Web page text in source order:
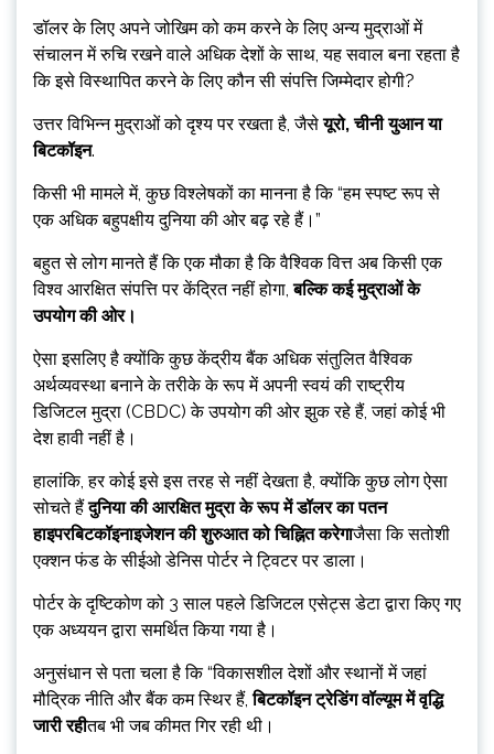
डॉलर के लिए अपने जोखिम को कम करने के लिए अन्य मुद्राओं में
संचालन में रुचि रखने वाले अधिक देशों के साथ, यह सवाल बना रहता है
कि इसे विस्थापित करने के लिए कौन सी संपत्ति जिम्मेदार होगी?
उत्तर विभिन्न मुद्राओं को दृश्य पर रखता है, जैसेयूरो, चीनी युआन या
बिटकॉइन.
किसी भी मामले में, कुछ विश्लेषकों का मानना ​​है कि “हम स्पष्ट रूप से
एक अधिक बहुपक्षीय दुनिया की ओर बढ़ रहे हैं।”
बहुत से लोग मानते हैं कि एक मौका है कि वैश्विक वित्त अब किसी एक
विश्व आरक्षित संपत्ति पर केंद्रित नहीं होगा,बल्कि कई मुद्राओं के
उपयोग की ओर।
ऐसा इसलिए है क्योंकि कुछ केंद्रीय बैंक अधिक संतुलित वैश्विक
अर्थव्यवस्था बनाने के तरीके के रूप में अपनी स्वयं की राष्ट्रीय
डिजिटल मुद्रा (CBDC) के उपयोग की ओर झुक रहे हैं, जहां कोई भी
देश हावी नहीं है।
हालांकि, हर कोई इसे इस तरह से नहीं देखता है, क्योंकि कुछ लोग ऐसा
सोचते हैंदुनिया की आरक्षित मुद्रा के रूप में डॉलर का पतन
हाइपरबिटकॉइनाइजेशन की शुरुआत को चिह्नित करेगाजैसा कि सतोशी
एक्शन फंड के सीईओ डेनिस पोर्टर ने ट्विटर पर डाला।
पोर्टर के दृष्टिकोण को 3 साल पहले डिजिटल एसेट्स डेटा द्वारा किए गए
एक अध्ययन द्वारा समर्थित किया गया है।
अनुसंधान से पता चला है कि “विकासशील देशों और स्थानों में जहां
मौद्रिक नीति और बैंक कम स्थिर हैं,बिटकॉइन ट्रेडिंग वॉल्यूम में वृद्धि
जारी रहीतब भी जब कीमत गिर रही थी।